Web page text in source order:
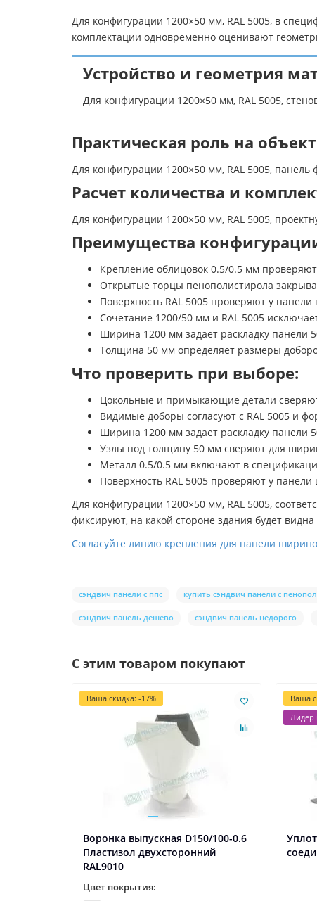
Для конфигурации 1200×50 мм, RAL 5005, в
комплектации одновременно оценивают
Устройство и геометрия
Для конфигурации 1200×50 мм, RAL 5005,
Практическая роль на
Для конфигурации 1200×50 мм, RAL 5005,
Расчет количества и
Для конфигурации 1200×50 мм, RAL 5005,
Преимущества
Крепление облицовок 0.5/0.5 мм
Открытые торцы пенополистирола
Поверхность RAL 5005 проверяют у
Сочетание 1200/50 мм и RAL 5005
Ширина 1200 мм задает раскладку панели
Толщина 50 мм определяет размеры
Что проверить при выборе:
Цокольные и примыкающие детали
Видимые доборы согласуют с RAL 5005 и
Ширина 1200 мм задает раскладку панели
Узлы под толщину 50 мм сверяют для
Металл 0.5/0.5 мм включают в
Поверхность RAL 5005 проверяют у
Для конфигурации 1200×50 мм, RAL 5005,
фиксируют, на какой стороне здания будет
Согласуйте линию крепления для панели
сэндвич панели с ппс купить сэндвич панели с
сэндвич панель дешево сэндвич панель недорого
С этим товаром покупают
Ваша скидка: -17%
Воронка выпускная D150/100-0.6
Пластизол двухсторонний
RAL9010
Цвет покрытия:
Ваша
Лидер